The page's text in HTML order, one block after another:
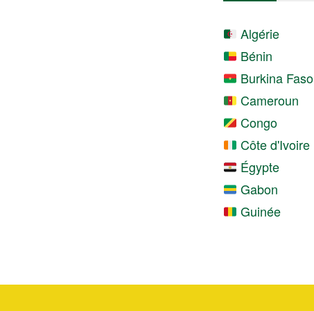
Algérie
Bénin
Burkina Faso
Cameroun
Congo
Côte d'Ivoire
Égypte
Gabon
Guinée